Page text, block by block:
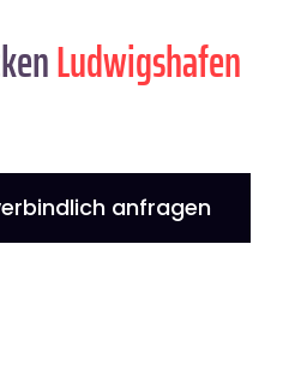
Ludwigshafen
anfragen